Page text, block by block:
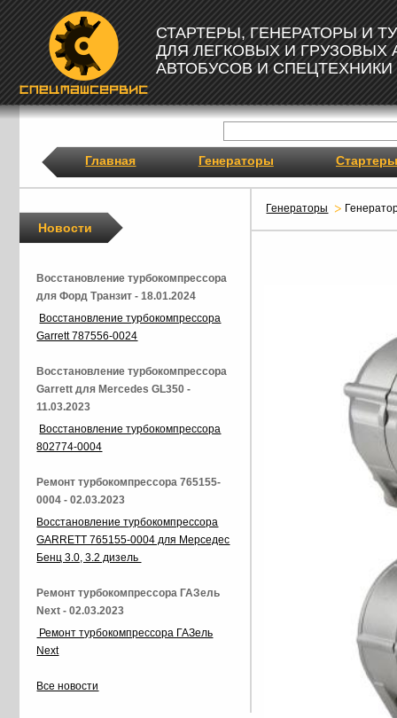
СТАРТЕРЫ, ГЕНЕРАТОРЫ И
ДЛЯ ЛЕГКОВЫХ И ГРУЗОВЫХ
АВТОБУСОВ И СПЕЦТЕХНИКИ
Главная Генераторы Стартеры
Генераторы
Новости
Восстановление турбокомпрессора
для Форд Транзит - 18.01.2024
Восстановление турбокомпрессора
Garrett 787556-0024
Восстановление турбокомпрессора
Garrett для Mercedes GL350 -
11.03.2023
Восстановление турбокомпрессора
802774-0004
Ремонт турбокомпрессора 765155-
0004 - 02.03.2023
Восстановление турбокомпрессора
GARRETT 765155-0004 для Мерседес
Бенц 3.0, 3.2 дизель
Ремонт турбокомпрессора ГАЗель
Next - 02.03.2023
Ремонт турбокомпрессора ГАЗель
Next
Все новости